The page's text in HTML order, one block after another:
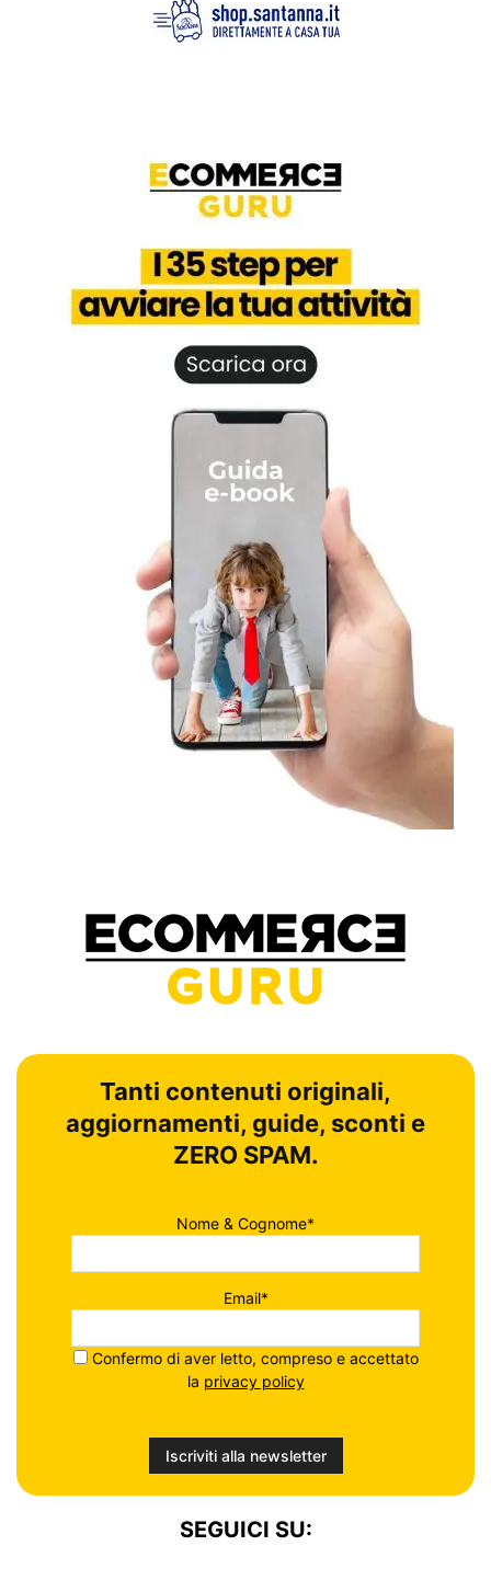
Tanti contenuti originali,
aggiornamenti, guide, sconti e
ZERO SPAM.
Nome & Cognome*
Email*
Confermo di aver letto, compreso e accettato
la privacy policy
SEGUICI SU: